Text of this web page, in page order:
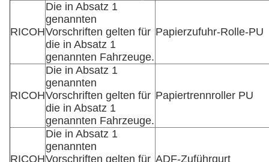
RICOH
Die in Absatz 1
genannten
Vorschriften gelten für
die in Absatz 1
genannten Fahrzeuge.
Papierzufuhr-Rolle-PU
RICOH
Die in Absatz 1
genannten
Vorschriften gelten für
die in Absatz 1
genannten Fahrzeuge.
Papiertrennroller PU
RICOH
Die in Absatz 1
genannten
Vorschriften gelten für ADF-Zuführgurt